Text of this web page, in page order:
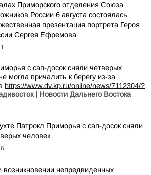
Приморского отделения Союза
России 6 августа состоялась
презентация портрета Героя
Сергея Ефремова
с сап-досок сняли четверых
могла причалить к берегу из-за
https://www.dv.kp.ru/online/news/7112304/?
| Новости Дальнего Востока
Патрокл Приморья с сап-досок сняли
человек
возникновении непредвиденных